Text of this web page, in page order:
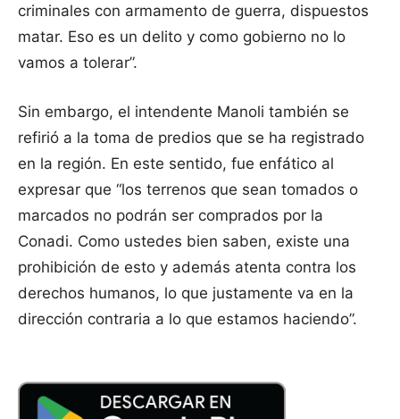
criminales con armamento de guerra, dispuestos
matar. Eso es un delito y como gobierno no lo
vamos a tolerar”.
Sin embargo, el intendente Manoli también se
refirió a la toma de predios que se ha registrado
en la región. En este sentido, fue enfático al
expresar que “los terrenos que sean tomados o
marcados no podrán ser comprados por la
Conadi. Como ustedes bien saben, existe una
prohibición de esto y además atenta contra los
derechos humanos, lo que justamente va en la
dirección contraria a lo que estamos haciendo”.